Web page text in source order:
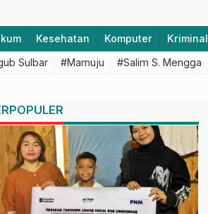
Kesehatan Komputer Kriminal
Sulbar #Mamuju #Salim S. Mengga